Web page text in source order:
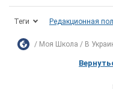
Теги Редакционная
Моя Школа В